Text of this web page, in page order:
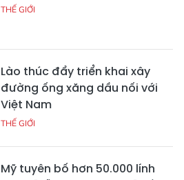
THẾ GIỚI
Lào thúc đẩy triển khai xây
đường ống xăng dầu nối với
Việt Nam
THẾ GIỚI
Mỹ tuyên bố hơn 50.000 lính